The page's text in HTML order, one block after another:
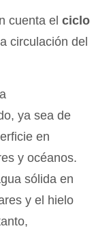
cuenta el ciclo
circulación del
ya sea de
en
y océanos.
sólida en
y el hielo